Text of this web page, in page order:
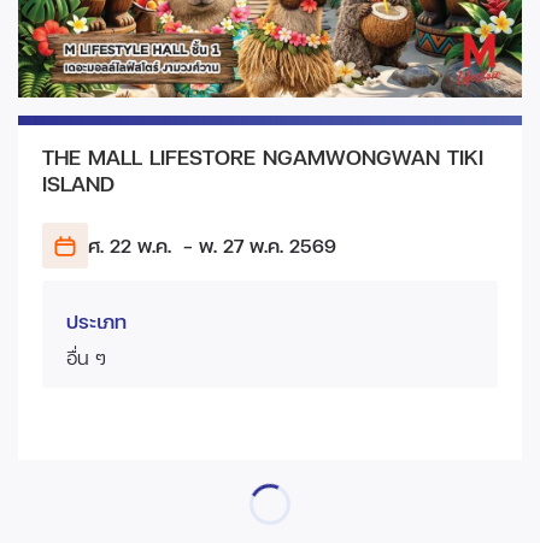
THE MALL LIFESTORE NGAMWONGWAN TIKI
ISLAND
ศ. 22 พ.ค. - พ. 27 พ.ค. 2569
ประเภท
อื่น ๆ